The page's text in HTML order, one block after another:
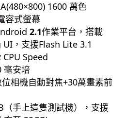
1600 萬色
容式螢幕
2.1作業平台，搭載
，支援Flash Lite 3.1
Speed
毫安培
相機自動對焦+30萬畫素前
（手上這隻測試機），支援